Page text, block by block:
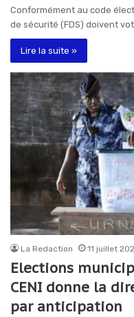
Conformément au code
de sécurité (FDS) doivent
Lire la suite »
La Redaction 11 juillet
Elections
CENI donne la
par anticipation